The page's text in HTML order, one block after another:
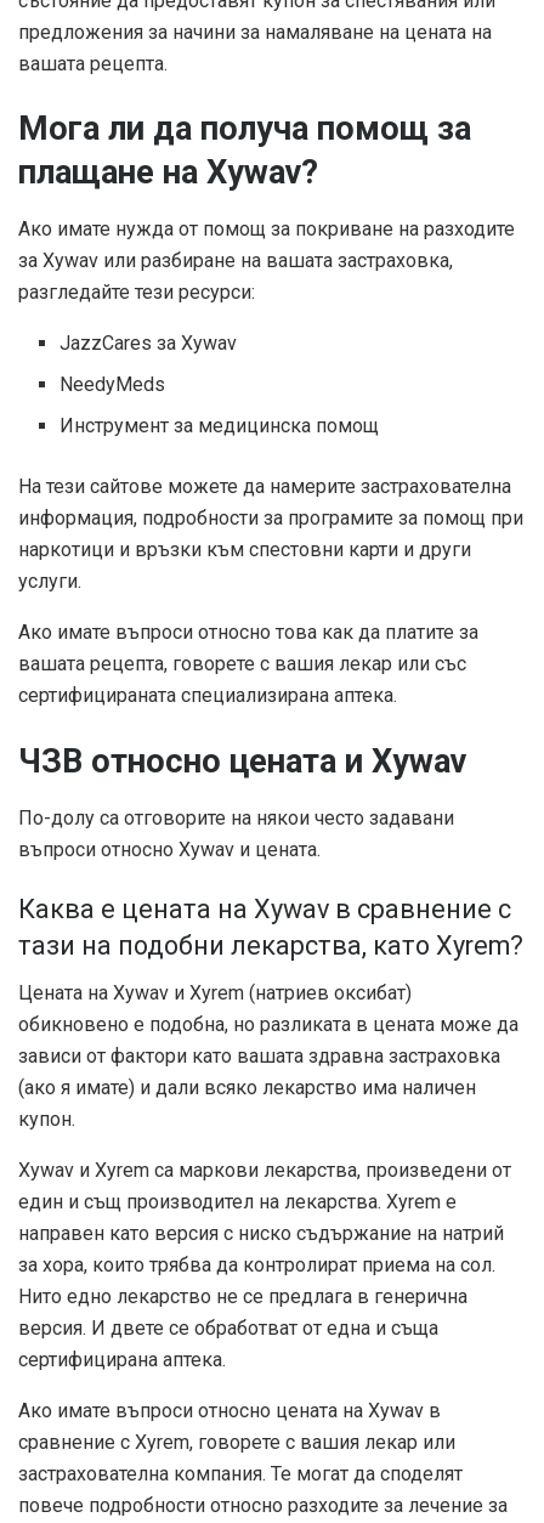
предложения за начини за намаляване на цената на
вашата рецепта.
Мога ли да получа помощ за
плащане на Xywav?
Ако имате нужда от помощ за покриване на разходите
за Xywav или разбиране на вашата застраховка,
разгледайте тези ресурси:
JazzCares за Xywav
NeedyMeds
Инструмент за медицинска помощ
На тези сайтове можете да намерите застрахователна
информация, подробности за програмите за помощ при
наркотици и връзки към спестовни карти и други
услуги.
Ако имате въпроси относно това как да платите за
вашата рецепта, говорете с вашия лекар или със
сертифицираната специализирана аптека.
ЧЗВ относно цената и Xywav
По-долу са отговорите на някои често задавани
въпроси относно Xywav и цената.
Каква е цената на Xywav в сравнение с
тази на подобни лекарства, като Xyrem?
Цената на Xywav и Xyrem (натриев оксибат)
обикновено е подобна, но разликата в цената може да
зависи от фактори като вашата здравна застраховка
(ако я имате) и дали всяко лекарство има наличен
купон.
Xywav и Xyrem са маркови лекарства, произведени от
един и същ производител на лекарства. Xyrem е
направен като версия с ниско съдържание на натрий
за хора, които трябва да контролират приема на сол.
Нито едно лекарство не се предлага в генерична
версия. И двете се обработват от една и съща
сертифицирана аптека.
Ако имате въпроси относно цената на Xywav в
сравнение с Xyrem, говорете с вашия лекар или
застрахователна компания. Те могат да споделят
повече подробности относно разходите за лечение за